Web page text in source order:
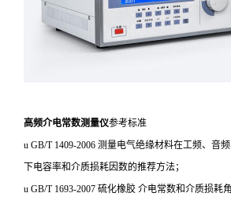
高频介电常数测量仪参考标准
u GB/T 1409-2006 测量电气绝缘材料在工频、音
下电容率和介质损耗因数的推荐方法；
u GB/T 1693-2007 硫化橡胶 介电常数和介质损耗